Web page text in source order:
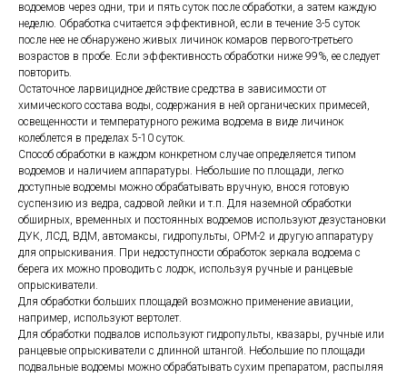
водоемов через одни, три и пять суток после обработки, а затем каждую
неделю. Обработка считается эффективной, если в течение 3-5 суток
после нее не обнаружено живых личинок комаров первого-третьего
возрастов в пробе. Если эффективность обработки ниже 99%, ее следует
повторить.
Остаточное ларвицидное действие средства в зависимости от
химического состава воды, содержания в ней органических примесей,
освещенности и температурного режима водоема в виде личинок
колеблется в пределах 5-10 суток.
Способ обработки в каждом конкретном случае определяется типом
водоемов и наличием аппаратуры. Небольшие по площади, легко
доступные водоемы можно обрабатывать вручную, внося готовую
суспензию из ведра, садовой лейки и т.п. Для наземной обработки
обширных, временных и постоянных водоемов используют дезустановки
ДУК, ЛСД, ВДМ, автомаксы, гидропульты, ОРМ-2 и другую аппаратуру
для опрыскивания. При недоступности обработок зеркала водоема с
берега их можно проводить с лодок, используя ручные и ранцевые
опрыскиватели.
Для обработки больших площадей возможно применение авиации,
например, используют вертолет.
Для обработки подвалов используют гидропульты, квазары, ручные или
ранцевые опрыскиватели с длинной штангой. Небольшие по площади
подвальные водоемы можно обрабатывать сухим препаратом, распыляя